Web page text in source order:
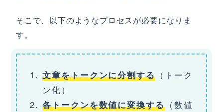
そこで、以下のようなプロセスが必要になりま
す。
文章をトークンに分割する （トーク
ン化）
各トークンを数値に変換する（数値